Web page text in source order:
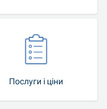
Послуги і ціни